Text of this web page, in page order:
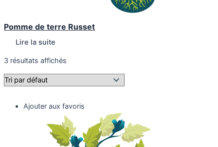
Pomme de terre Russet
Lire la suite
3 résultats affichés
Ajouter aux favoris